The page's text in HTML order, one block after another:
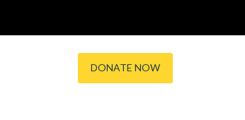
DONATE NOW